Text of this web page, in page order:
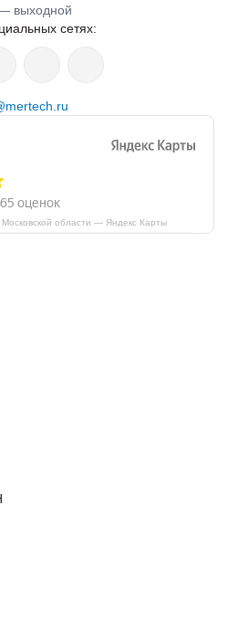
выходной
сетях:
области — Яндекс Карты